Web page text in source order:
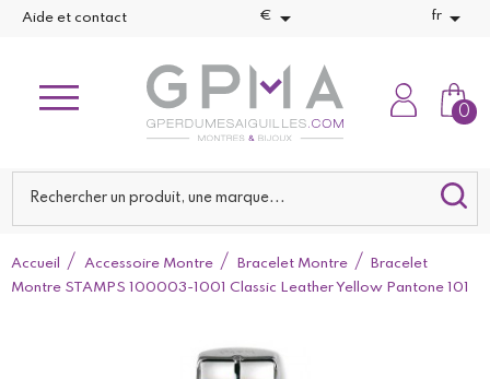
Aide et contact €  fr 
0
Accueil Accessoire Montre Bracelet Montre
Bracelet
Montre STAMPS 100003-1001 Classic Leather Yellow Pantone 101